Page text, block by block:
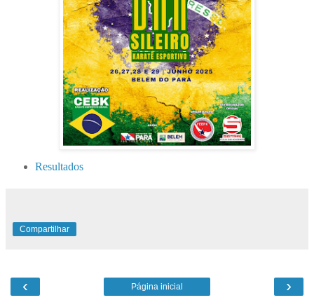
Resultados
Compartilhar
‹ ›
Página inicial